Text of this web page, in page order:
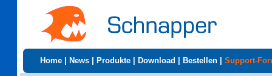
Home News Produkte Download Bestellen Support-